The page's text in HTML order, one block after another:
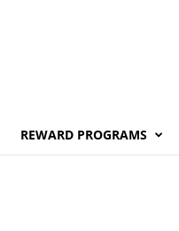
REWARD PROGRAMS